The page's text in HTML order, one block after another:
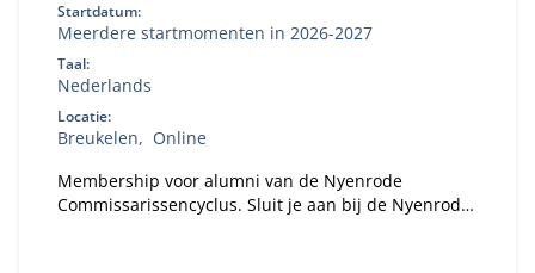
Startdatum:
Meerdere startmomenten in 2026-2027
Taal:
Nederlands
Locatie:
Breukelen
Online
Membership voor alumni van de Nyenrode
Commissarissencyclus. Sluit je aan bij de Nyenrode